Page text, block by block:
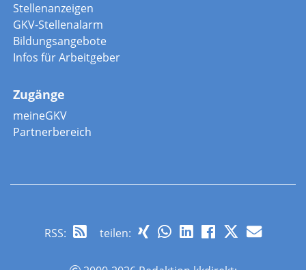
Stellenanzeigen
GKV-Stellenalarm
Bildungsangebote
Infos für Arbeitgeber
Zugänge
meineGKV
Partnerbereich
RSS: teilen: